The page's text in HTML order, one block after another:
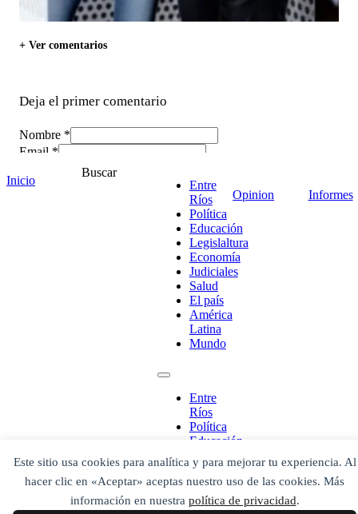
Este sitio usa cookies para analítica y para mejorar tu experiencia. Al
hacer clic en «Aceptar» aceptas nuestro uso de las cookies. Más
información en nuestra política de privacidad.
+ Ver comentarios
Deja el primer comentario
Nombre *
Email *
*
Inicio
Buscar
Entre
Ríos
Política
Educación
Legislaltura
Economía
Judiciales
Salud
El país
América
Latina
Mundo
Entre
Ríos
Política
Educación
Legislaltura
Economía
Judiciales
Salud
Opinion Informes
¡Ponete en contacto!
Escribe aquí abajo lo que desees buscar
luego presiona el botón "buscar"
Buscar